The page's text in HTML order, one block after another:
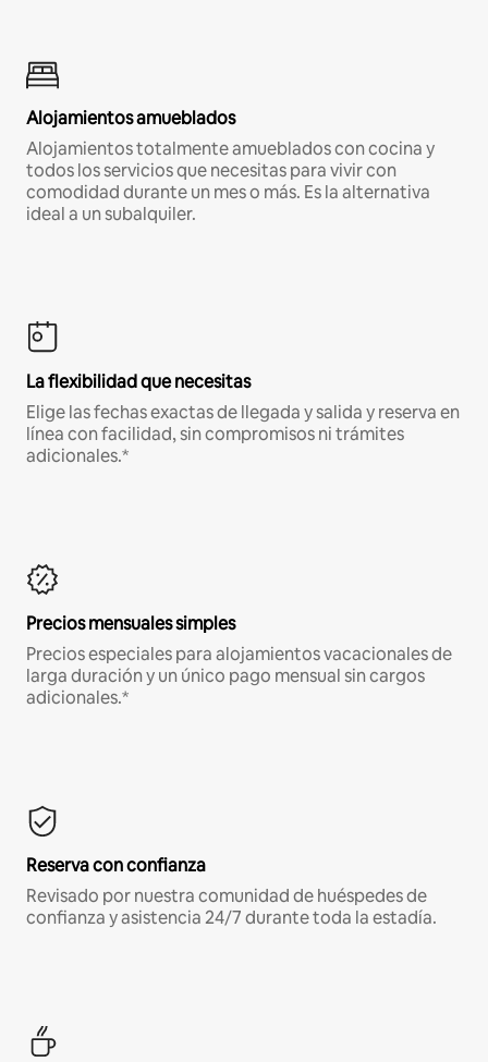
Alojamientos amueblados
Alojamientos totalmente amueblados con cocina y
todos los servicios que necesitas para vivir con
comodidad durante un mes o más. Es la alternativa
ideal a un subalquiler.
La flexibilidad que necesitas
Elige las fechas exactas de llegada y salida y reserva en
línea con facilidad, sin compromisos ni trámites
adicionales.*
Precios mensuales simples
Precios especiales para alojamientos vacacionales de
larga duración y un único pago mensual sin cargos
adicionales.*
Reserva con confianza
Revisado por nuestra comunidad de huéspedes de
confianza y asistencia 24/7 durante toda la estadía.